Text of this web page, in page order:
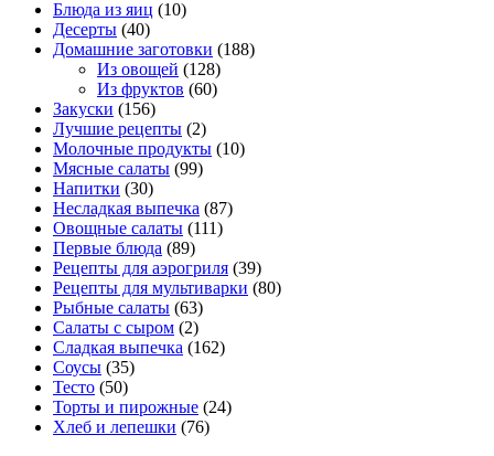
Блюда из яиц (10)
Десерты (40)
Домашние заготовки (188)
Из овощей (128)
Из фруктов (60)
Закуски (156)
Лучшие рецепты (2)
Молочные продукты (10)
Мясные салаты (99)
Напитки (30)
Несладкая выпечка (87)
Овощные салаты (111)
Первые блюда (89)
Рецепты для аэрогриля (39)
Рецепты для мультиварки (80)
Рыбные салаты (63)
Салаты с сыром (2)
Сладкая выпечка (162)
Соусы (35)
Тесто (50)
Торты и пирожные (24)
Хлеб и лепешки (76)